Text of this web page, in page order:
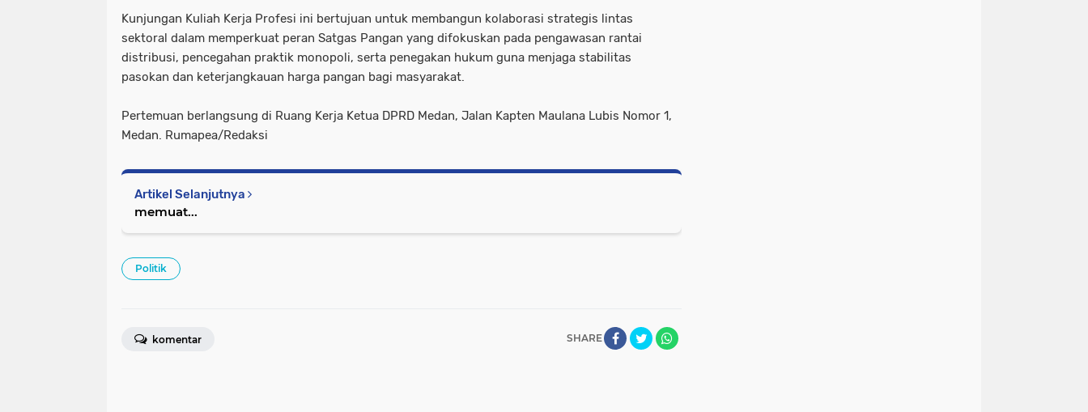
Kunjungan Kuliah Kerja Profesi ini bertujuan untuk membangun kolaborasi strategis lintas
sektoral dalam memperkuat peran Satgas Pangan yang difokuskan pada pengawasan rantai
distribusi, pencegahan praktik monopoli, serta penegakan hukum guna menjaga stabilitas
pasokan dan keterjangkauan harga pangan bagi masyarakat.
Pertemuan berlangsung di Ruang Kerja Ketua DPRD Medan, Jalan Kapten Maulana Lubis Nomor 1,
Medan. Rumapea/Redaksi
Artikel Selanjutnya
memuat...
Politik
SHARE
komentar